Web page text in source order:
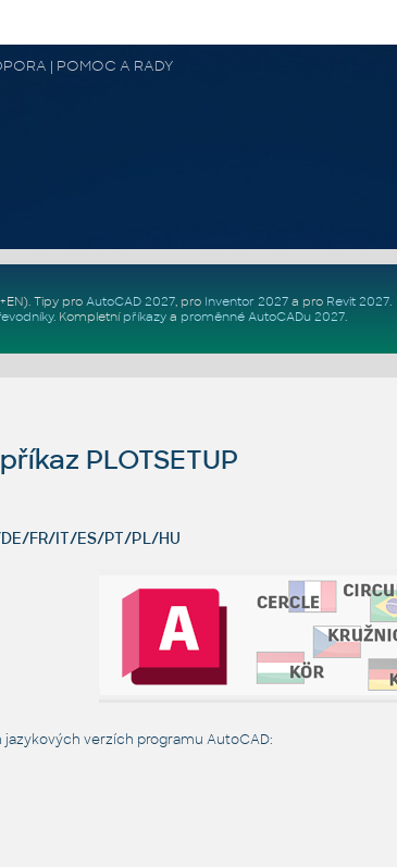
| POMOC A RADY
. Tipy pro AutoCAD 2027, pro Inventor 2027a pro Revit 2027.
. Kompletní příkazya proměnné AutoCADu 2027.
PLOTSETUP
FR/IT/ES/PT/PL/HU
verzích programu AutoCAD: